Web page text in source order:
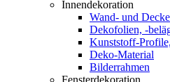
Innendekoration
Wand- und
Dekofolien, -
Kunststoff-
Deko-Material
Bilderrahmen
Fensterdekoration